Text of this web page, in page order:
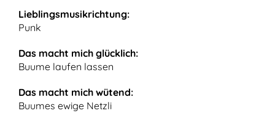
Lieblingsmusikrichtung:
Punk
Das macht mich glücklich:
Buume laufen lassen
Das macht mich wütend:
Buumes ewige Netzli